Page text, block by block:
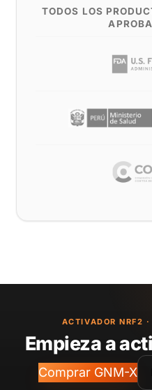
TODOS LOS
ACTIVADOR NRF2
Empieza a
Comprar GNM-X